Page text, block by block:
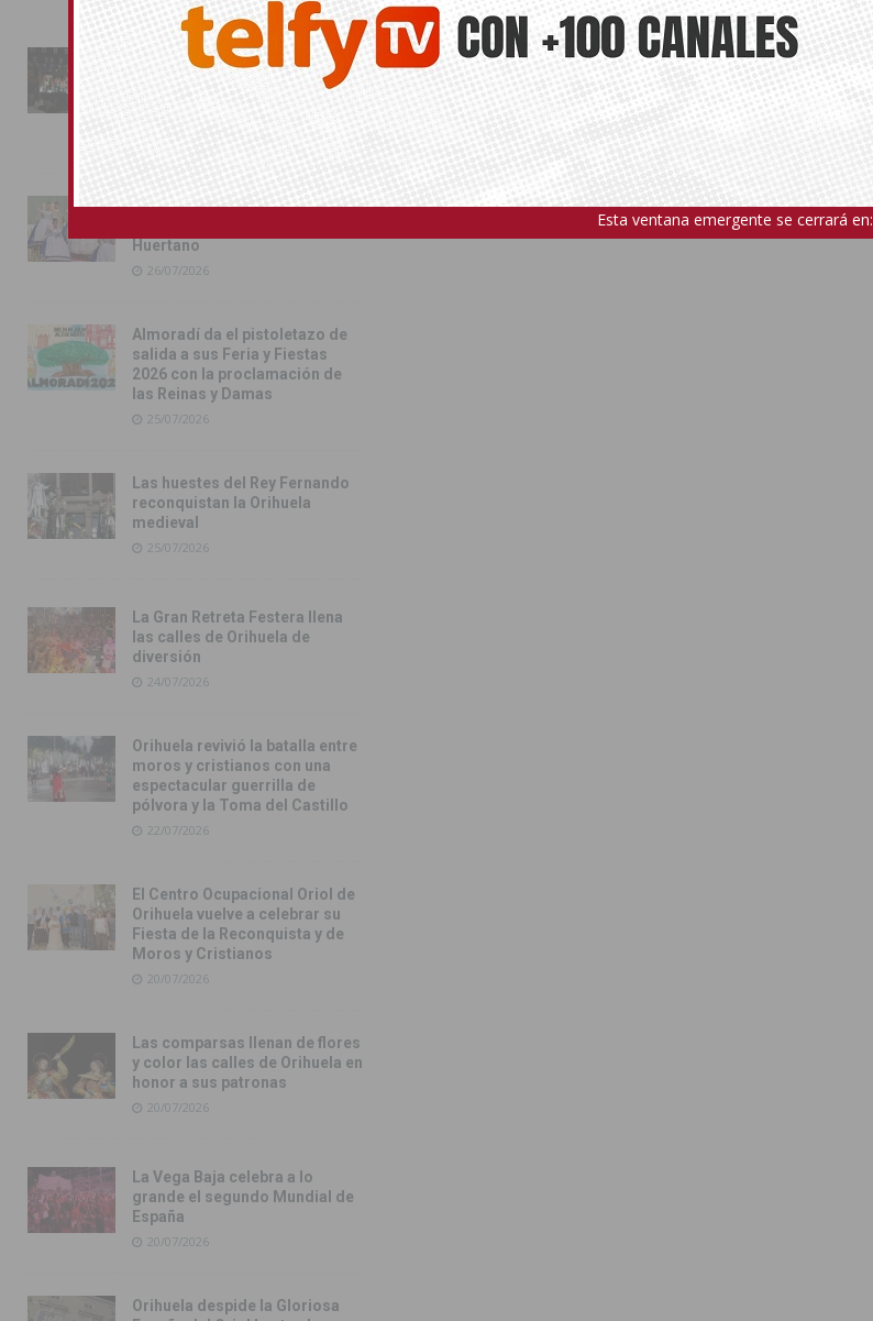
Pilar de la Horadada
conmemora con emoción el
40º aniversario de su
independencia como municipio
31/07/2026
Almoradí presume de raíces
Huertano
26/07/2026
Almoradí da el pistoletazo de
salida a sus Feria y Fiestas
2026 con la proclamación de
las Reinas y Damas
25/07/2026
Las huestes del Rey Fernando
reconquistan la Orihuela
medieval
25/07/2026
La Gran Retreta Festera llena
las calles de Orihuela de
diversión
24/07/2026
Orihuela revivió la batalla entre
moros y cristianos con una
espectacular guerrilla de
pólvora y la Toma del Castillo
22/07/2026
El Centro Ocupacional Oriol de
Orihuela vuelve a celebrar su
Fiesta de la Reconquista y de
Moros y Cristianos
20/07/2026
Las comparsas llenan de flores
y color las calles de Orihuela en
honor a sus patronas
20/07/2026
La Vega Baja celebra a lo
grande el segundo Mundial de
España
20/07/2026
Orihuela despide la Gloriosa
Esta ventana emergente se cerrará en: